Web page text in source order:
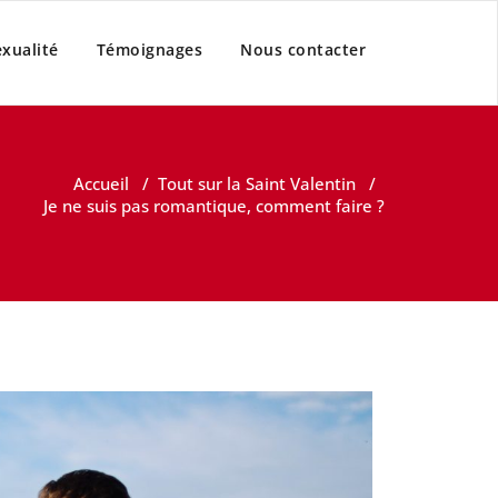
Témoignages Nous contacter
Accueil / Tout sur la Saint Valentin /
Je ne suis pas romantique, comment faire ?